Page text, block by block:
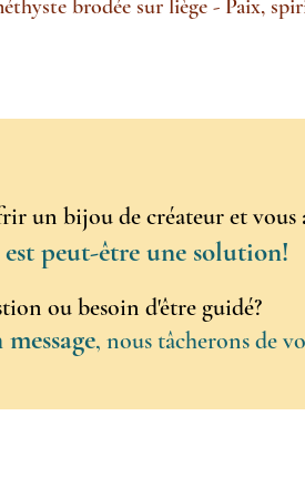
brodée sur liège - Paix,
un bijou de créateur et vous
peut-être une solution!
ou besoin d'être guidé?
, nous tâcherons de